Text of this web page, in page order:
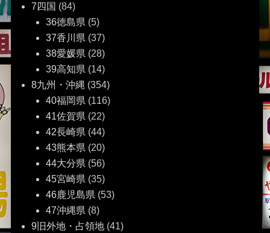
7四国 (84)
36徳島県 (5)
37香川県 (37)
38愛媛県 (28)
39高知県 (14)
8九州・沖縄 (354)
40福岡県 (116)
41佐賀県 (22)
42長崎県 (44)
43熊本県 (20)
44大分県 (56)
45宮崎県 (35)
46鹿児島県 (53)
47沖縄県 (8)
9旧外地・占領地(41)